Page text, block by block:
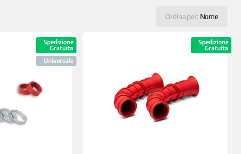
Ordina per: Nome
Spedizione
Gratuita
Universale
Spedizione
Gratuita